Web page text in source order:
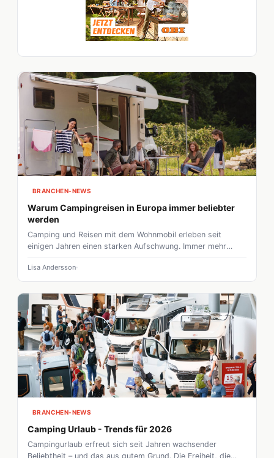
BRANCHEN-NEWS
Warum Campingreisen in Europa immer beliebter
werden
Camping und Reisen mit dem Wohnmobil erleben seit
einigen Jahren einen starken Aufschwung. Immer mehr
Menschen entscheiden sich bewusst für flexible
Urlaubsformen, die Natur, Freiheit und Unabhängigkeit
miteinander verbinden. Besonders in Europa wächst das
Interesse an individuellen Reisen, bei denen spontane
Routen und persönliche Erlebnisse im Mittelpunkt stehen.
Lisa Andersson
BRANCHEN-NEWS
Camping Urlaub - Trends für 2026
Campingurlaub erfreut sich seit Jahren wachsender
Beliebtheit – und das aus gutem Grund. Die Freiheit, die